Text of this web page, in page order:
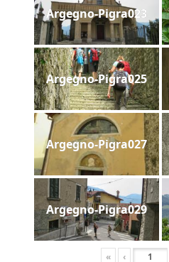
Argegno-Pigra023
Argegno-Pigra025
Argegno-Pigra027
Argegno-Pigra029
« ‹